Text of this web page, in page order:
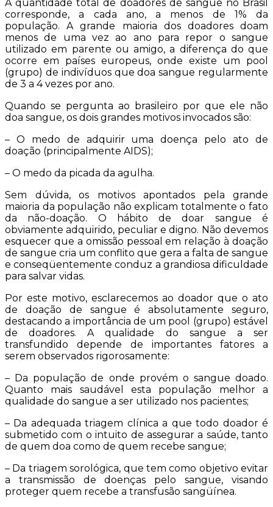
A quantidade total de doadores de sangue no Brasil
corresponde, a cada ano, a menos de 1% da
população. A grande maioria dos doadores doam
menos de uma vez ao ano para repor o sangue
utilizado em parente ou amigo, a diferença do que
ocorre em países europeus, onde existe um pool
(grupo) de indivíduos que doa sangue regularmente
de 3 a 4 vezes por ano.
Quando se pergunta ao brasileiro por que ele não
doa sangue, os dois grandes motivos invocados são:
– O medo de adquirir uma doença pelo ato de
doação (principalmente AIDS);
– O medo da picada da agulha.
Sem dúvida, os motivos apontados pela grande
maioria da população não explicam totalmente o fato
da não-doação. O hábito de doar sangue é
obviamente adquirido, peculiar e digno. Não devemos
esquecer que a omissão pessoal em relação à doação
de sangue cria um conflito que gera a falta de sangue
e conseqüentemente conduz a grandiosa dificuldade
para salvar vidas.
Por este motivo, esclarecemos ao doador que o ato
de doação de sangue é absolutamente seguro,
destacando a importância de um pool (grupo) estável
de doadores. A qualidade do sangue a ser
transfundido depende de importantes fatores a
serem observados rigorosamente:
– Da população de onde provém o sangue doado.
Quanto mais saudável esta população melhor a
qualidade do sangue a ser utilizado nos pacientes;
– Da adequada triagem clínica a que todo doador é
submetido com o intuito de assegurar a saúde, tanto
de quem doa como de quem recebe sangue;
– Da triagem sorológica, que tem como objetivo evitar
a transmissão de doenças pelo sangue, visando
proteger quem recebe a transfusão sangüínea.